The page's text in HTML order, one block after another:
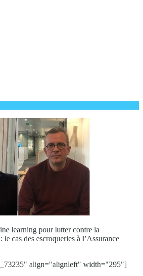
learning pour lutter contre la
le cas des escroqueries à l’Assurance
align="alignleft" width="295"]